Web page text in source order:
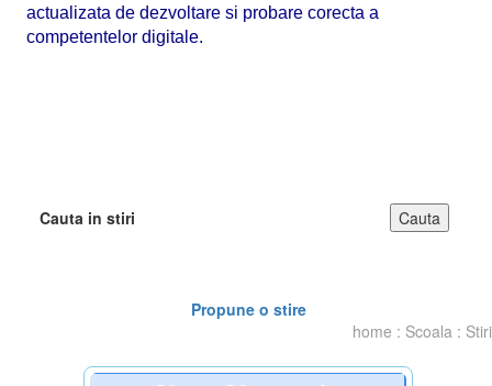
actualizata de dezvoltare si probare corecta a
competentelor digitale.
Cauta in stiri
Propune o stire
home : Scoala : Stiri